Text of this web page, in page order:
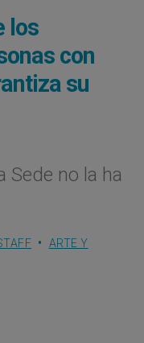
los
con
su
Sede no la ha
ARTE Y